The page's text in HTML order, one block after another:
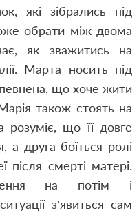
які зібрались під
обрати між двома
як зважитись на
Марта носить під
що хоче жити
також стоять на
розуміє, що її довге
а друга боїться ролі
після смерті матері.
на потім і
з’явиться сам